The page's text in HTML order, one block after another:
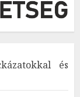
és